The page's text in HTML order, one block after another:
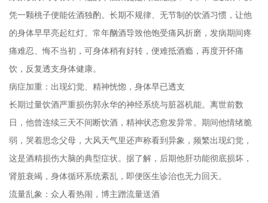
凭一颗桃子便能佐酒独酌。长期不规律、无节制的饮酒习惯，让他
的身体早早亮起红灯。常年酗酒导致他饱受痛风折磨，发病期间疼
痛难忍、悔不当初，可身体稍有好转，便难抵酒瘾，再度开怀痛
饮，反复透支身体健康。
病症加重：出现幻觉、精神恍惚，身体早已透支
长期过量饮酒严重损伤郭永华的神经系统与脏器机能。离世前数
日，他曾连续三天不间断饮酒，精神状态愈发异常。期间他情绪脆
弱，哭着思念父母，大风天气里还声称看到异象，频繁出现幻觉，
这是酒精损伤大脑的典型症状。据了解，后期他肝功能彻底损坏，
肾脏衰竭，身体循环系统紊乱，即便医生诊治也无力回天。
流量乱象：众人看热闹，博主蹭流量送酒